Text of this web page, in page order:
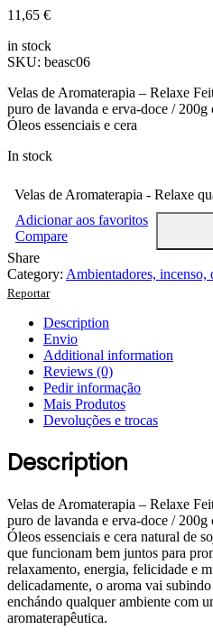
11,65 €
in stock
SKU: beasc06
Velas de Aromaterapia – Relaxe
puro de lavanda e erva-doce / 200g
Óleos essenciais e cera
In stock
Velas de Aromaterapia - Relaxe
Adicionar aos favoritos
Compare
Share
Category: Ambientadores, incenso,
Reportar
Description
Envio
Additional information
Reviews (0)
Pedir informação
Mais Produtos
Devoluções e trocas
Description
Velas de Aromaterapia – Relaxe
puro de lavanda e erva-doce / 200g
Óleos essenciais e cera natural de
que funcionam bem juntos para
relaxamento, energia, felicidade e
delicadamente, o aroma vai
enchándo qualquer ambiente com
aromaterapêutica.